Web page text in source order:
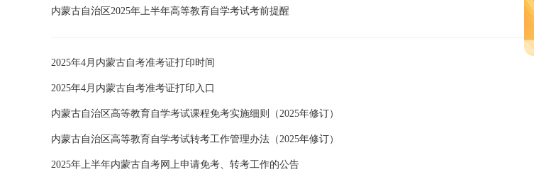
内蒙古自治区2025年上半年高等教育自学考试考前提醒
2025年4月内蒙古自考准考证打印时间
2025年4月内蒙古自考准考证打印入口
内蒙古自治区高等教育自学考试课程免考实施细则（2025年修订）
内蒙古自治区高等教育自学考试转考工作管理办法（2025年修订）
2025年上半年内蒙古自考网上申请免考、转考工作的公告